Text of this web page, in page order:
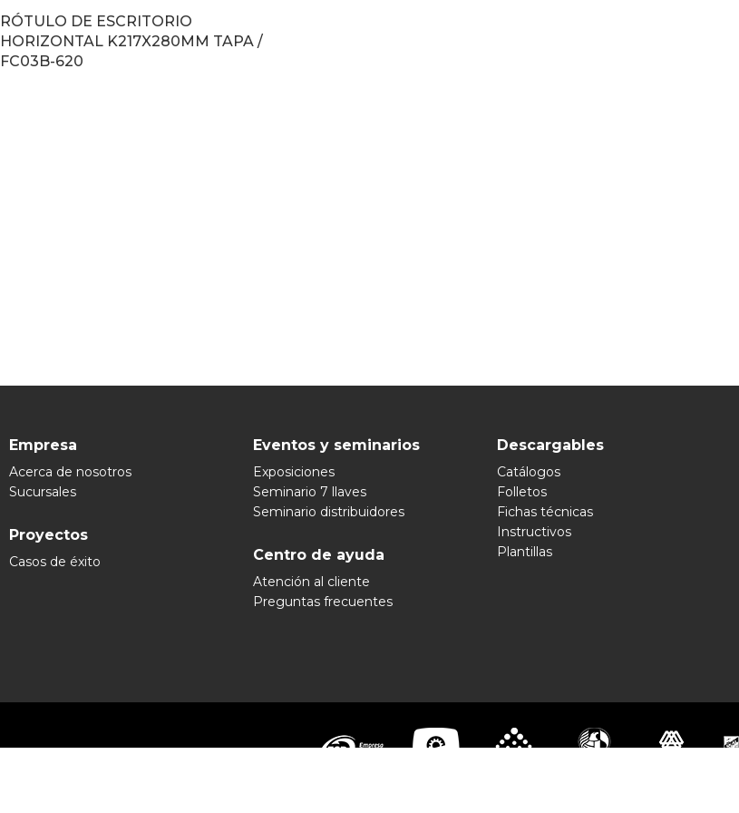
RÓTULO DE ESCRITORIO
HORIZONTAL K217X280MM TAPA /
FC03B-620
Empresa
Acerca de nosotros
Sucursales
Proyectos
Casos de éxito
Eventos y seminarios
Exposiciones
Seminario 7 llaves
Seminario distribuidores
Centro de ayuda
Atención al cliente
Preguntas frecuentes
Descargables
Catálogos
Folletos
Fichas técnicas
Instructivos
Plantillas